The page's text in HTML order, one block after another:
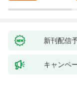
新刊配信
キャンペ